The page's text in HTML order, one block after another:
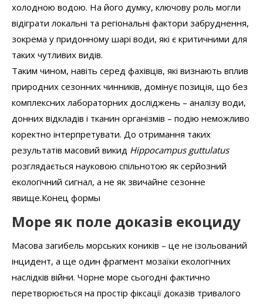
холодною водою. На його думку, ключову роль могли
відіграти локальні та регіональні фактори забруднення,
зокрема у придонному шарі води, які є критичними для
таких чутливих видів.
Таким чином, навіть серед фахівців, які визнають вплив
природних сезонних чинників, домінує позиція, що без
комплексних лабораторних досліджень – аналізу води,
донних відкладів і тканин організмів – подію неможливо
коректно інтерпретувати. До отримання таких
результатів масовий викид Hippocampus guttulatus
розглядається науковою спільнотою як серйозний
екологічний сигнал, а не як звичайне сезонне
явище.Конец формы
Море як поле доказів екоциду
Масова загибель морських коників – це не ізольований
інцидент, а ще один фрагмент мозаїки екологічних
наслідків війни. Чорне море сьогодні фактично
перетворюється на простір фіксації доказів тривалого